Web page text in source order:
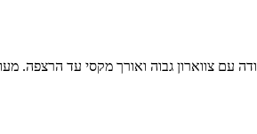
גבוה ואורך מקסי עד הרצפה.